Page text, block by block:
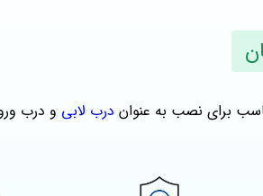
برای نصب به عنوان درب لابی و درب